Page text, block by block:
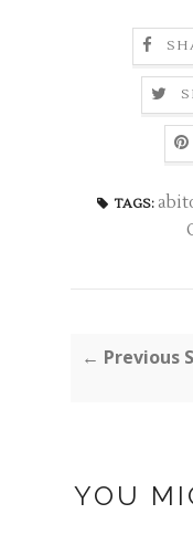
TAGS:
← Previous
YOU